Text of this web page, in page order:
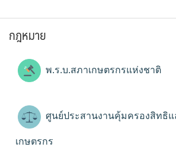
กฎหมาย
พ.ร.บ.สภาเกษตรกรแห่งชาติ
ศูนย์ประสานงานคุ้มครองสิทธิแ
เกษตรกร